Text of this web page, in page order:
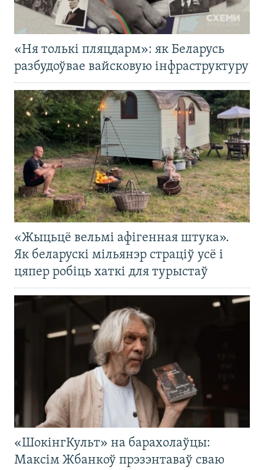
«Ня толькі пляцдарм»: як Беларусь
разбудоўвае вайсковую інфраструктуру
«Жыцьцё вельмі афігенная штука».
Як беларускі мільянэр страціў усё і
цяпер робіць хаткі для турыстаў
«ШокінгКульт» на барахолаўцы:
Максім Жбанкоў прэзэнтаваў сваю